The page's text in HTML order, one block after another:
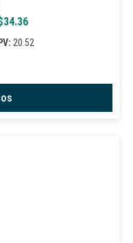
34.36
PV: 20.52